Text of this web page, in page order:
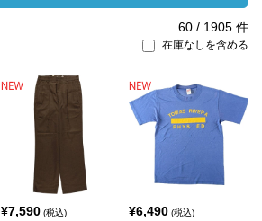
60 / 1905 件
在庫なしを含める
¥7,590(税込) ¥6,490 (税込)